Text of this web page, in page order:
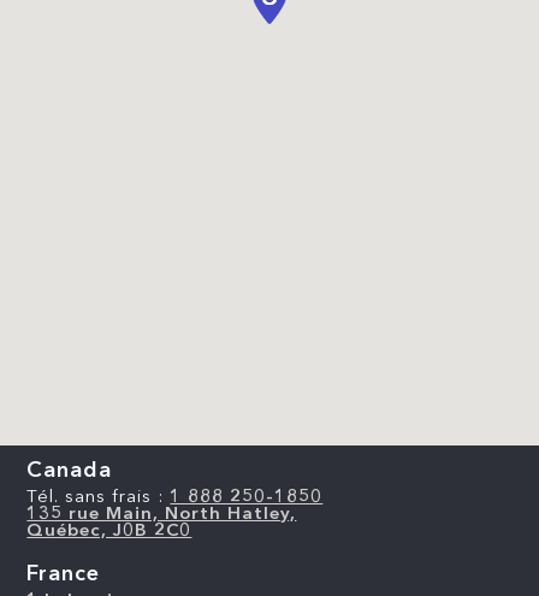
Canada
Tél. sans frais : 1 888 250-1850
135 rue Main, North Hatley,
Québec, J0B 2C0
France